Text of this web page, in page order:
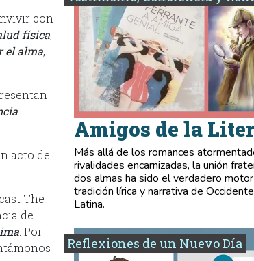
con
física;
el alma,
acto de
The
de
. Por
Amigos de la
Más allá de los romances
rivalidades encarnizadas, la unión
dos almas ha sido el verdadero
tradición lírica y narrativa de
Latina.
Reflexiones de un Nuevo Día